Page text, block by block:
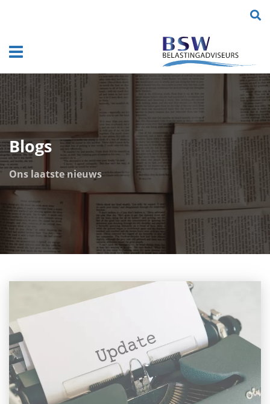
Blogs
Ons laatste nieuws
Navigatie